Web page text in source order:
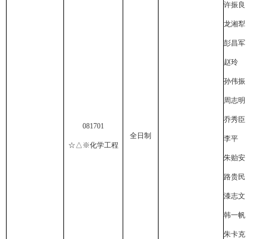
081701
☆△※化学工程
全日制
许振良
龙湘犁
彭昌军
赵玲
孙伟振
周志明
乔秀臣
李平
朱贻安
路贵民
漆志文
韩一帆
朱卡克